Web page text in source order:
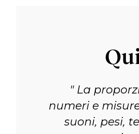
La
numeri e
suoni, pesi,